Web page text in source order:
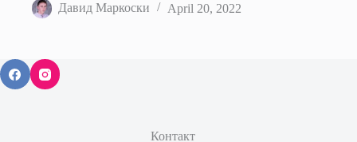
Давид Маркоски
April 20, 2022
Контакт